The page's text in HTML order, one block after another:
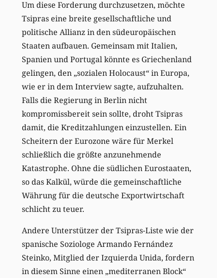
Um diese Forderung durchzusetzen, möchte
Tsipras eine breite gesellschaftliche und
politische Allianz in den südeuropäischen
Staaten aufbauen. Gemeinsam mit Italien,
Spanien und Portugal könnte es Griechenland
gelingen, den „sozialen Holocaust“ in Europa,
wie er in dem Interview sagte, aufzuhalten.
Falls die Regierung in Berlin nicht
kompromissbereit sein sollte, droht Tsipras
damit, die Kreditzahlungen einzustellen. Ein
Scheitern der Eurozone wäre für Merkel
schließlich die größte anzunehmende
Katastrophe. Ohne die südlichen Eurostaaten,
so das Kalkül, würde die gemeinschaftliche
Währung für die deutsche Exportwirtschaft
schlicht zu teuer.
Andere Unterstützer der Tsipras-Liste wie der
spanische Soziologe Armando Fernández
Steinko, Mitglied der Izquierda Unida, fordern
in diesem Sinne einen „mediterranen Block“